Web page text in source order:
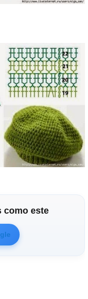
como este